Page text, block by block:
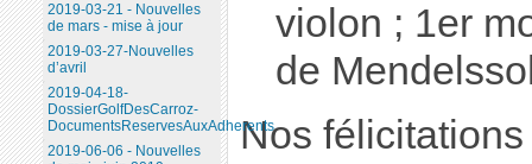
violon ; 1er
de
Nos
2019-03-21 - Nouvelles
de mars - mise à jour
2019-03-27-Nouvelles
d’avril
2019-04-18-
DossierGolfDesCarroz-
DocumentsReservesAuxAdherents
2019-06-06 - Nouvelles